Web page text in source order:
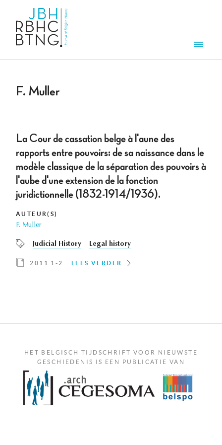
F. Muller
La Cour de cassation belge à l'aune des
rapports entre pouvoirs: de sa naissance dans le
modèle classique de la séparation des pouvoirs à
l'aube d'une extension de la fonction
juridictionnelle (1832-1914/1936).
AUTEUR(S)
F. Muller
Judicial History Legal history
2011 1-2 LEES VERDER
HET BELGISCH TIJDSCHRIFT VOOR NIEUWSTE
GESCHIEDENIS IS EEN PUBLICATIE VAN